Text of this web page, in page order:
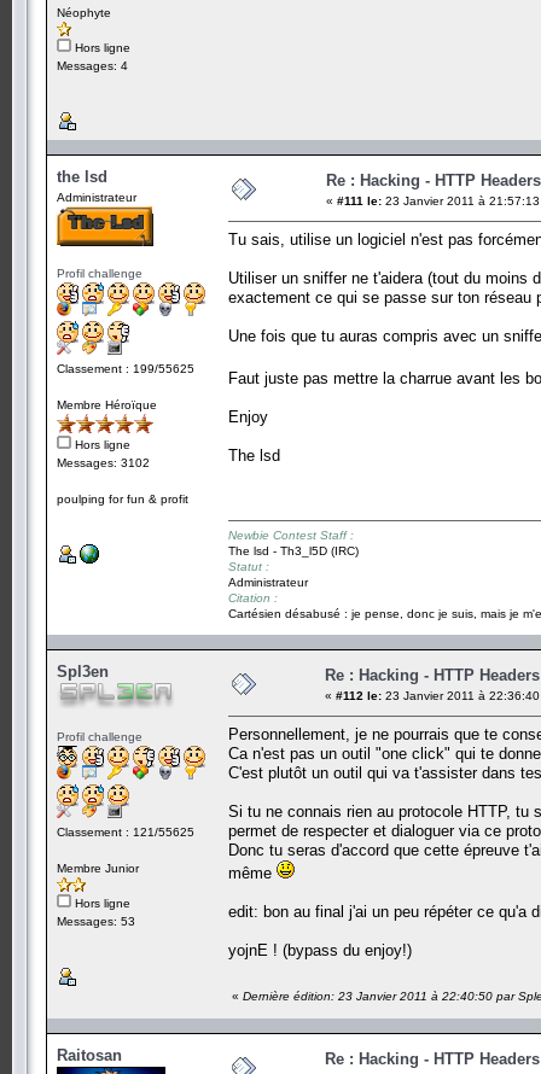
Néophyte
Hors ligne
Messages: 4
the lsd
Administrateur
Profil challenge
Classement : 199/55625
Membre Héroïque
Hors ligne
Messages: 3102
poulping for fun & profit
Re : Hacking - HTTP Headers
« #111 le: 23 Janvier 2011 à
Tu sais, utilise un logiciel n'est pas
Utiliser un sniffer ne t'aidera (tout du moins
exactement ce qui se passe sur ton réseau
Une fois que tu auras compris avec un
Faut juste pas mettre la charrue avant les
Enjoy
The lsd
Newbie Contest Staff :
The lsd - Th3_l5D (IRC)
Statut :
Administrateur
Citation :
Cartésien désabusé : je pense, donc je suis, mais je
Spl3en
Profil challenge
Classement : 121/55625
Membre Junior
Hors ligne
Messages: 53
Re : Hacking - HTTP Headers
« #112 le: 23 Janvier 2011 à
Personnellement, je ne pourrais que te
Ca n'est pas un outil "one click" qui te
C'est plutôt un outil qui va t'assister dans
Si tu ne connais rien au protocole HTTP, tu
permet de respecter et dialoguer via ce
Donc tu seras d'accord que cette épreuve
même
edit: bon au final j'ai un peu répéter ce qu'a
yojnE ! (bypass du enjoy!)
« Dernière édition: 23 Janvier 2011 à 22:40:50 par
Raitosan Re : Hacking - HTTP Headers